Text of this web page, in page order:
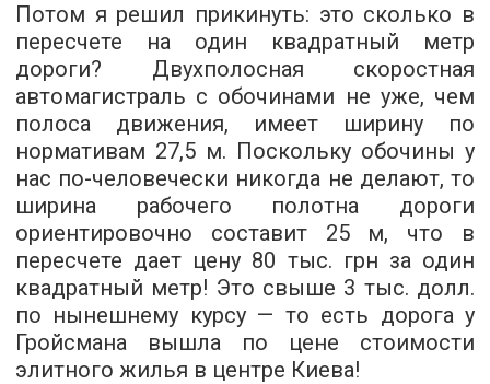
Потом я решил прикинуть: это сколько в
пересчете на один квадратный метр
дороги? Двухполосная скоростная
автомагистраль с обочинами не уже, чем
полоса движения, имеет ширину по
нормативам 27,5 м. Поскольку обочины у
нас по-человечески никогда не делают, то
ширина рабочего полотна дороги
ориентировочно составит 25 м, что в
пересчете дает цену 80 тыс. грн за один
квадратный метр! Это свыше 3 тыс. долл.
по нынешнему курсу — то есть дорога у
Гройсмана вышла по цене стоимости
элитного жилья в центре Киева!